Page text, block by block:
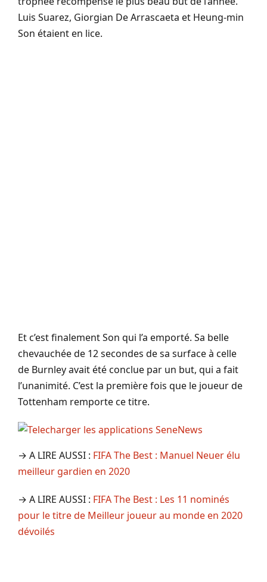
Luis Suarez, Giorgian De Arrascaeta et Heung-min
Son étaient en lice.
Et c’est finalement Son qui l’a emporté. Sa belle
chevauchée de 12 secondes de sa surface à celle
de Burnley avait été conclue par un but, qui a fait
l’unanimité. C’est la première fois que le joueur de
Tottenham remporte ce titre.
→ A LIRE AUSSI : FIFA The Best : Manuel Neuer élu
meilleur gardien en 2020
→ A LIRE AUSSI : FIFA The Best : Les 11 nominés
pour le titre de Meilleur joueur au monde en 2020
dévoilés